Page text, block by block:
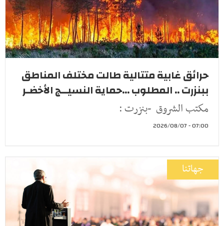
حرائق غابية متتالية طالت مختلف المناطق
ببنزرت .. المطلوب ...حماية النسيــج الأخضـر
مكتب الشروق -بنزرت :
07:00 - 2026/08/07
جهاتنا